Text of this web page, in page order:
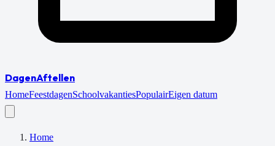
DagenAftellen
HomeFeestdagenSchoolvakantiesPopulairEigen datum
Home